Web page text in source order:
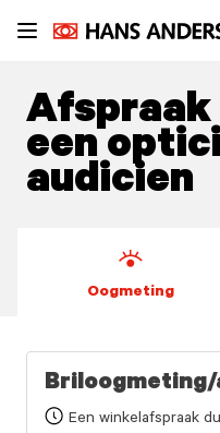
Ga
inhoud
Afspraak
een
audicien
Oogmeting
Een winkelafspraak